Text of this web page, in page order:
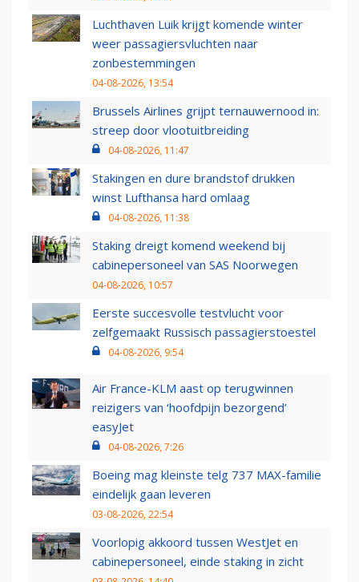
Luchthaven Luik krijgt komende winter
weer passagiersvluchten naar
zonbestemmingen
04-08-2026, 13:54
Brussels Airlines grijpt ternauwernood in:
streep door vlootuitbreiding
04-08-2026, 11:47
Stakingen en dure brandstof drukken
winst Lufthansa hard omlaag
04-08-2026, 11:38
Staking dreigt komend weekend bij
cabinepersoneel van SAS Noorwegen
04-08-2026, 10:57
Eerste succesvolle testvlucht voor
zelfgemaakt Russisch passagierstoestel
04-08-2026, 9:54
Air France-KLM aast op terugwinnen
reizigers van ‘hoofdpijn bezorgend’
easyJet
04-08-2026, 7:26
Boeing mag kleinste telg 737 MAX-familie
eindelijk gaan leveren
03-08-2026, 22:54
Voorlopig akkoord tussen WestJet en
cabinepersoneel, einde staking in zicht